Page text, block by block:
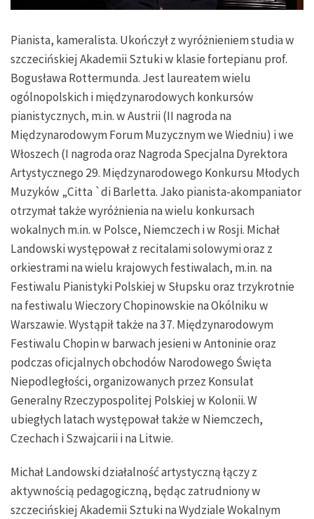
Pianista, kameralista. Ukończył z wyróżnieniem studia w
szczecińskiej Akademii Sztuki w klasie fortepianu prof.
Bogusława Rottermunda. Jest laureatem wielu
ogólnopolskich i międzynarodowych konkursów
pianistycznych, m.in. w Austrii (II nagroda na
Międzynarodowym Forum Muzycznym we Wiedniu) i we
Włoszech (I nagroda oraz Nagroda Specjalna Dyrektora
Artystycznego 29. Międzynarodowego Konkursu Młodych
Muzyków „Citta `di Barletta. Jako pianista-akompaniator
otrzymał także wyróżnienia na wielu konkursach
wokalnych m.in. w Polsce, Niemczech i w Rosji. Michał
Landowski występował z recitalami solowymi oraz z
orkiestrami na wielu krajowych festiwalach, m.in. na
Festiwalu Pianistyki Polskiej w Słupsku oraz trzykrotnie
na festiwalu Wieczory Chopinowskie na Okólniku w
Warszawie. Wystąpił także na 37. Międzynarodowym
Festiwalu Chopin w barwach jesieni w Antoninie oraz
podczas oficjalnych obchodów Narodowego Święta
Niepodległości, organizowanych przez Konsulat
Generalny Rzeczypospolitej Polskiej w Kolonii. W
ubiegłych latach występował także w Niemczech,
Czechach i Szwajcarii i na Litwie.
Michał Landowski działalność artystyczną łączy z
aktywnością pedagogiczną, będąc zatrudniony w
szczecińskiej Akademii Sztuki na Wydziale Wokalnym